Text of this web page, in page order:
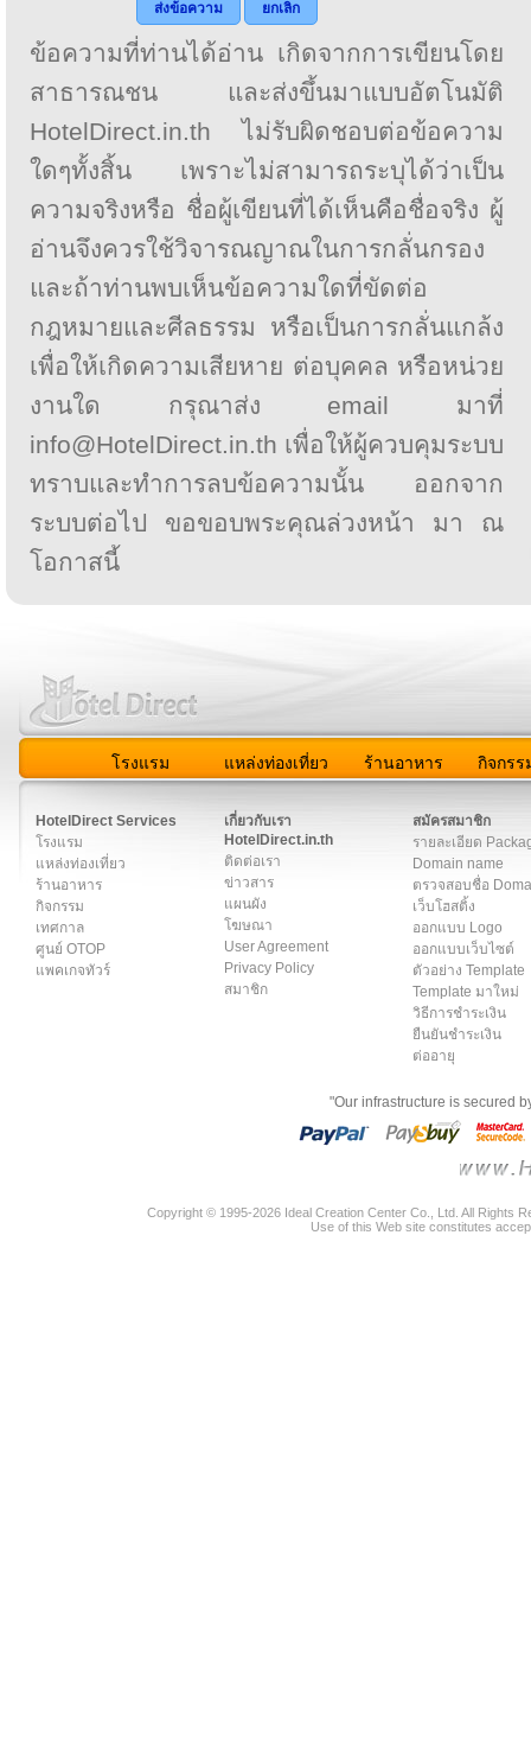
ส่งข้อความ ยกเลิก
ข้อความที่ท่านได้อ่าน เกิดจากการเขียนโดย
สาธารณชน และส่งขึ้นมาแบบอัตโนมัติ
HotelDirect.in.th ไม่รับผิดชอบต่อข้อความ
ใดๆทั้งสิ้น เพราะไม่สามารถระบุได้ว่าเป็น
ความจริงหรือ ชื่อผู้เขียนที่ได้เห็นคือชื่อจริง ผู้
อ่านจึงควรใช้วิจารณญาณในการกลั่นกรอง
และถ้าท่านพบเห็นข้อความใดที่ขัดต่อ
กฎหมายและศีลธรรม หรือเป็นการกลั่นแกล้ง
เพื่อให้เกิดความเสียหาย ต่อบุคคล หรือหน่วย
งานใด กรุณาส่ง email มาที่
info@HotelDirect.in.th เพื่อให้ผู้ควบคุมระบบ
ทราบและทำการลบข้อความนั้น ออกจาก
ระบบต่อไป ขอขอบพระคุณล่วงหน้า มา ณ
โอกาสนี้
โรงแรม แหล่งท่องเที่ยว ร้านอาหาร กิจกรร
HotelDirect Services
โรงแรม
แหล่งท่องเที่ยว
ร้านอาหาร
กิจกรรม
เทศกาล
ศูนย์ OTOP
แพคเกจทัวร์
เกี่ยวกับเรา
HotelDirect.in.th
ติดต่อเรา
ข่าวสาร
แผนผัง
โฆษณา
User Agreement
Privacy Policy
สมาชิก
สมัครสมาชิก
รายละเอียด
Domain name
ตรวจสอบชื่อ
เว็บโฮสติ้ง
ออกแบบ Logo
ออกแบบเว็บไซต์
ตัวอย่าง Template
Template มาใหม่
วิธีการชำระเงิน
ยืนยันชำระเงิน
ต่ออายุ
"Our infrastructure is secured
Copyright © 1995-2026 Ideal Creation Center Co., Ltd. All Rights
Use of this Web site constitutes